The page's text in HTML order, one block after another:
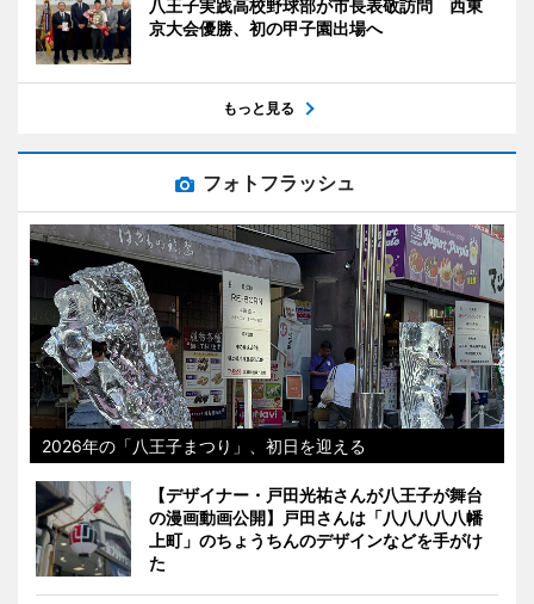
八王子実践高校野球部が市長表敬訪問 西東
京大会優勝、初の甲子園出場へ
もっと見る
フォトフラッシュ
2026年の「八王子まつり」、初日を迎える
【デザイナー・戸田光祐さんが八王子が舞台
の漫画動画公開】戸田さんは「八八八八八幡
上町」のちょうちんのデザインなどを手がけ
た